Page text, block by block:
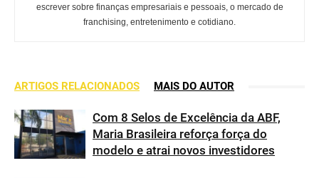
escrever sobre finanças empresariais e pessoais, o mercado de
franchising, entretenimento e cotidiano.
ARTIGOS RELACIONADOS MAIS DO AUTOR
Com 8 Selos de Excelência da ABF,
Maria Brasileira reforça força do
modelo e atrai novos investidores